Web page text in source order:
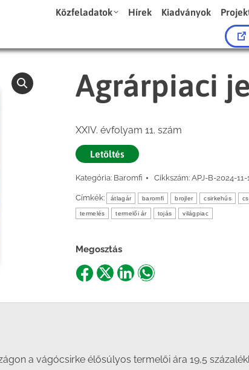
Közfeladatok Hírek Kiadványok
Agrárpiaci
XXIV. évfolyam 11. szám
Letöltés
Kategória: Baromfi Cikkszám: APJ-B-2024-11-
Címkék: átlagár baromfi brojler csirkehús
termelés termelői ár tojás világpiac
Megosztás
ShareShareShareShare
a vágócsirke élősúlyos termelői ára 19,5